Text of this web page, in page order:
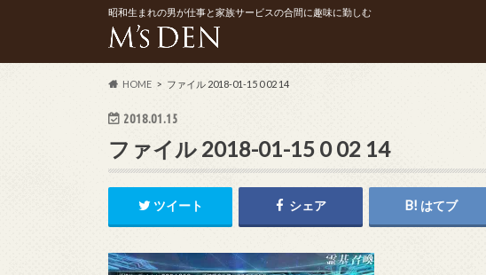
昭和生まれの男が仕事と家族サービスの合間に趣味に勤しむ
HOME ファイル 2018-01-15 0 02 14
2018.01.15
ファイル 2018-01-15 0 02 14
ツイート シェア はてブ